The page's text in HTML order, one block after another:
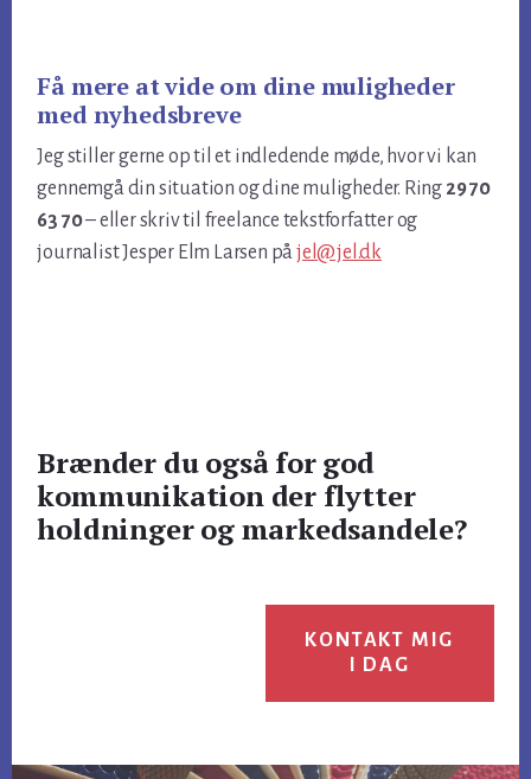
Få mere at vide om dine muligheder
med nyhedsbreve
Jeg stiller gerne op til et indledende møde, hvor vi kan
gennemgå din situation og dine muligheder. Ring 29 70
63 70– eller skriv til freelance tekstforfatter og
journalist Jesper Elm Larsen påjel@jel.dk
Brænder du også for god
kommunikation der flytter
holdninger og markedsandele?
KONTAKT MIG
I DAG